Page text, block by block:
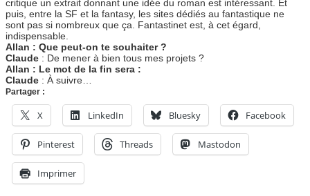
critique un extrait donnant une idée du roman est intéressant. Et
puis, entre la SF et la fantasy, les sites dédiés au fantastique ne
sont pas si nombreux que ça. Fantastinet est, à cet égard,
indispensable.
Allan : Que peut-on te souhaiter ?
Claude : De mener à bien tous mes projets ?
Allan : Le mot de la fin sera :
Claude : À suivre…
Partager :
X LinkedIn Bluesky Facebook
Pinterest Threads Mastodon
Imprimer